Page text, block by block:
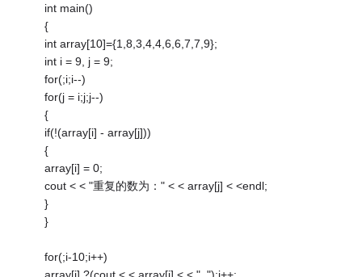
int main()
{
int array[10]={1,8,3,4,4,6,6,7,7,9};
int i = 9, j = 9;
for(;i;i--)
for(j = i;j;j--)
{
if(!(array[i] - array[j]))
{
array[i] = 0;
cout < < "重复的数为：" < < array[j] < <endl;
}
}
for(;i-10;i++)
array[i] ?(cout < < array[i] < < ", "):j++;